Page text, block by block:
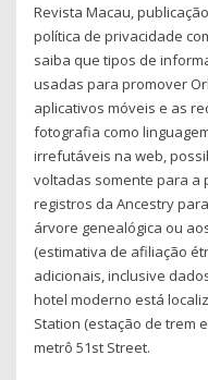
Revista Macau,
política de privacidade
saiba que tipos de
usadas para promover
aplicativos móveis e as
fotografia como
irrefutáveis na web,
voltadas somente para a
registros da Ancestry
árvore genealógica ou
(estimativa de afiliação
adicionais, inclusive
hotel moderno está
Station (estação de trem
metrô 51st Street.